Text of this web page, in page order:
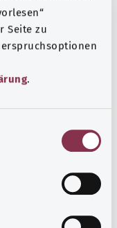
Seite zu
.
leichten
wie dem